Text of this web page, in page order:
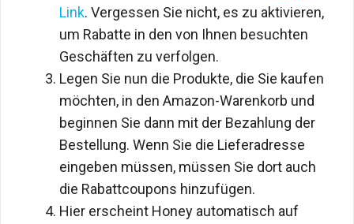
Link. Vergessen Sie nicht, es zu aktivieren,
um Rabatte in den von Ihnen besuchten
Geschäften zu verfolgen.
Legen Sie nun die Produkte, die Sie kaufen
möchten, in den Amazon-Warenkorb und
beginnen Sie dann mit der Bezahlung der
Bestellung. Wenn Sie die Lieferadresse
eingeben müssen, müssen Sie dort auch
die Rabattcoupons hinzufügen.
Hier erscheint Honey automatisch auf